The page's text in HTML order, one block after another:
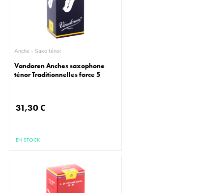
Anche - Saxo ténor
Vandoren Anches saxophone
ténor Traditionnelles force 5
31,30 €
EN STOCK